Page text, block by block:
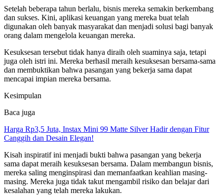
Setelah beberapa tahun berlalu, bisnis mereka semakin berkembang
dan sukses. Kini, aplikasi keuangan yang mereka buat telah
digunakan oleh banyak masyarakat dan menjadi solusi bagi banyak
orang dalam mengelola keuangan mereka.
Kesuksesan tersebut tidak hanya diraih oleh suaminya saja, tetapi
juga oleh istri ini. Mereka berhasil meraih kesuksesan bersama-sama
dan membuktikan bahwa pasangan yang bekerja sama dapat
mencapai impian mereka bersama.
Kesimpulan
Baca juga
Harga Rp3,5 Juta, Instax Mini 99 Matte Silver Hadir dengan Fitur
Canggih dan Desain Elegan!
Kisah inspiratif ini menjadi bukti bahwa pasangan yang bekerja
sama dapat meraih kesuksesan bersama. Dalam membangun bisnis,
mereka saling menginspirasi dan memanfaatkan keahlian masing-
masing. Mereka juga tidak takut mengambil risiko dan belajar dari
kesalahan yang telah mereka lakukan.